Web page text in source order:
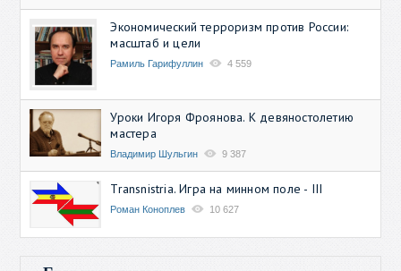
Экономический терроризм против России:
масштаб и цели
Рамиль Гарифуллин 4 559
Уроки Игоря Фроянова. К девяностолетию
мастера
Владимир Шульгин 9 387
Transnistria. Игра на минном поле - III
Роман Коноплев 10 627